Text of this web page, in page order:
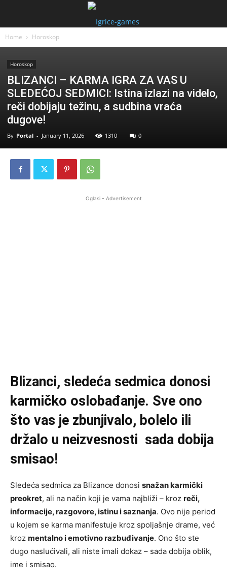
Home Horoskop
Horoskop
BLIZANCI – KARMA IGRA ZA VAS U
SLEDEĆOJ SEDMICI: Istina izlazi na videlo,
reči dobijaju težinu, a sudbina vraća
dugove!
By Portal - January 11, 2026 1310 0
Oglasi - Advertisement
Blizanci, sledeća sedmica donosi
karmičko oslobađanje. Sve ono
što vas je zbunjivalo, bolelo ili
držalo u neizvesnosti sada dobija
smisao!
Sledeća sedmica za Blizance donosi snažan karmički
preokret, ali na način koji je vama najbliži – kroz reči,
informacije, razgovore, istinu i saznanja. Ovo nije period
u kojem se karma manifestuje kroz spoljašnje drame, već
kroz mentalno i emotivno razbuđivanje. Ono što ste
dugo naslućivali, ali niste imali dokaz – sada dobija oblik,
ime i smisao.